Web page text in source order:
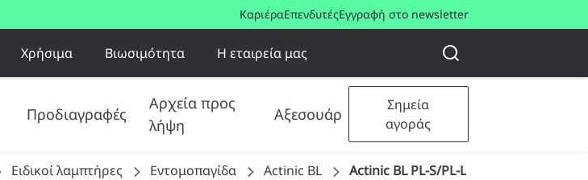
ΚαριέραΕπενδυτέςΕγγραφή στο newsletter
Χρήσιμα Βιωσιμότητα Η εταιρεία μας
Προδιαγραφές
Αρχεία προς
λήψη
Αξεσουάρ
Σημεία
αγοράς
Ειδικοί λαμπτήρες Εντομοπαγίδα Actinic BL Actinic BL PL-S/PL-L